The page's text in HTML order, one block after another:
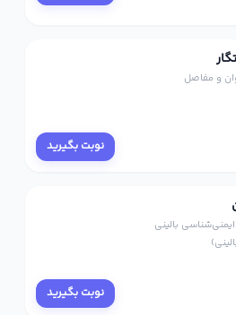
و مفاصل
نوبت بگیرید
بالینی
نوبت بگیرید